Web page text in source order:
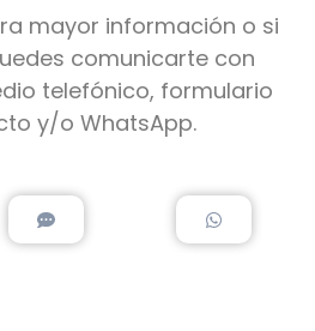
mayor información o si
comunicarte con
telefónico, formulario
y/o WhatsApp.